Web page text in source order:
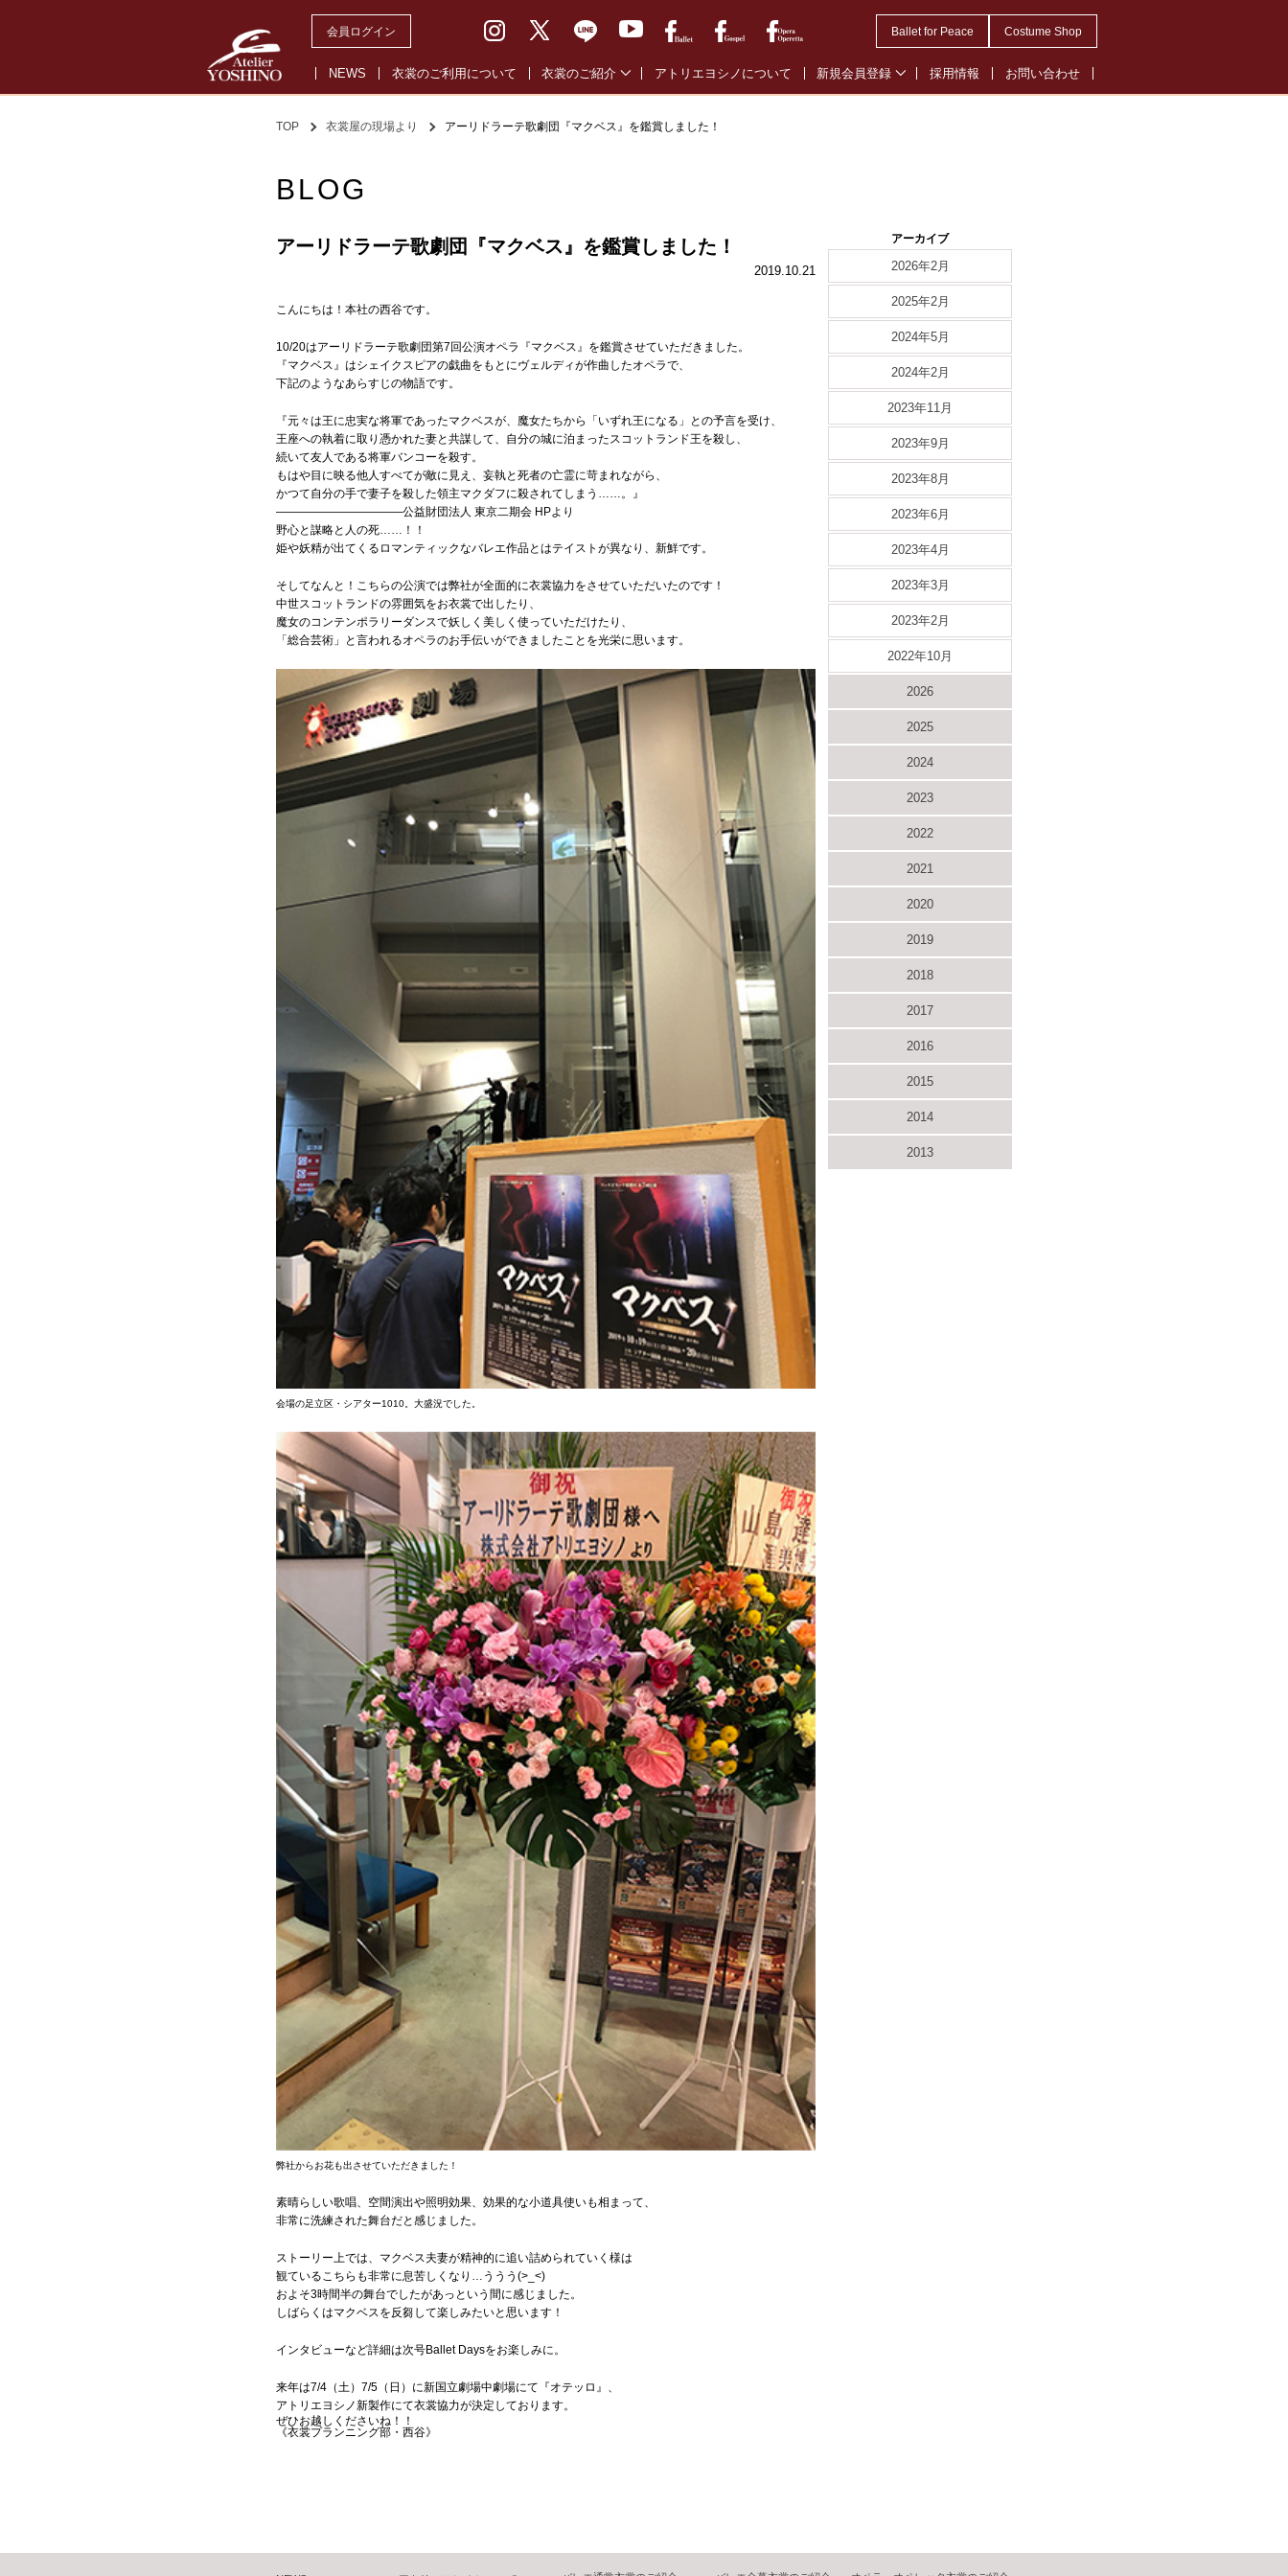
会員ログイン Ballet for Peace Costume Shop
NEWS 衣裳のご利用について 衣裳のご紹介 アトリエヨシノについて 新規会員登録 採用情報 お問い合わせ
TOP 衣裳屋の現場より アーリドラーテ歌劇団『マクベス』を鑑賞しました！
BLOG
アーリドラーテ歌劇団『マクベス』を鑑賞しました！
2019.10.21
こんにちは！本社の西谷です。
10/20はアーリドラーテ歌劇団第7回公演オペラ『マクベス』を鑑賞させていただきました。
『マクベス』はシェイクスピアの戯曲をもとにヴェルディが作曲したオペラで、
下記のようなあらすじの物語です。
『元々は王に忠実な将軍であったマクベスが、魔女たちから「いずれ王になる」との予言を受け、
王座への執着に取り憑かれた妻と共謀して、自分の城に泊まったスコットランド王を殺し、
続いて友人である将軍バンコーを殺す。
もはや目に映る他人すべてが敵に見え、妄執と死者の亡霊に苛まれながら、
かつて自分の手で妻子を殺した領主マクダフに殺されてしまう……。』
―――――――――――公益財団法人 東京二期会 HPより
野心と謀略と人の死……！！
姫や妖精が出てくるロマンティックなバレエ作品とはテイストが異なり、新鮮です。
そしてなんと！こちらの公演では弊社が全面的に衣裳協力をさせていただいたのです！
中世スコットランドの雰囲気をお衣裳で出したり、
魔女のコンテンポラリーダンスで妖しく美しく使っていただけたり、
「総合芸術」と言われるオペラのお手伝いができましたことを光栄に思います。
会場の足立区・シアター1010。大盛況でした。
弊社からお花も出させていただきました！
素晴らしい歌唱、空間演出や照明効果、効果的な小道具使いも相まって、
非常に洗練された舞台だと感じました。
ストーリー上では、マクベス夫妻が精神的に追い詰められていく様は
観ているこちらも非常に息苦しくなり…ううう(>_<)
およそ3時間半の舞台でしたがあっという間に感じました。
しばらくはマクベスを反芻して楽しみたいと思います！
インタビューなど詳細は次号Ballet Daysをお楽しみに。
来年は7/4（土）7/5（日）に新国立劇場中劇場にて『オテッロ』、
アトリエヨシノ新製作にて衣裳協力が決定しております。
ぜひお越しくださいね！！
《衣裳プランニング部・西谷》
アーカイブ
2026年2月
2025年2月
2024年5月
2024年2月
2023年11月
2023年9月
2023年8月
2023年6月
2023年4月
2023年3月
2023年2月
2022年10月
2026
2025
2024
2023
2022
2021
2020
2019
2018
2017
2016
2015
2014
2013